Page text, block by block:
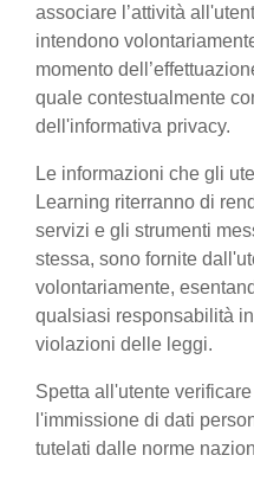
associare l’attività
intendono
momento
quale contestualmente
dell'informativa privacy.
Le informazioni che gli
Learning riterranno di
servizi e gli strumenti
stessa, sono fornite
volontariamente,
qualsiasi responsabilità
violazioni delle leggi.
Spetta all'utente
l'immissione di dati
tutelati dalle norme